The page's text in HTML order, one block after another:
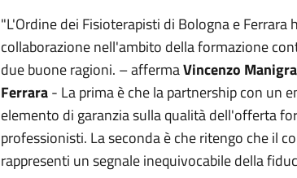
"L'Ordine dei Fisioterapisti di Bologna e
collaborazione nell'ambito della formazione
due buone ragioni. – affermaVincenzo
Ferrara- La prima è che la partnership con un
elemento di garanzia sulla qualità dell'offerta
professionisti. La seconda è che ritengo che il
rappresenti un segnale inequivocabile della